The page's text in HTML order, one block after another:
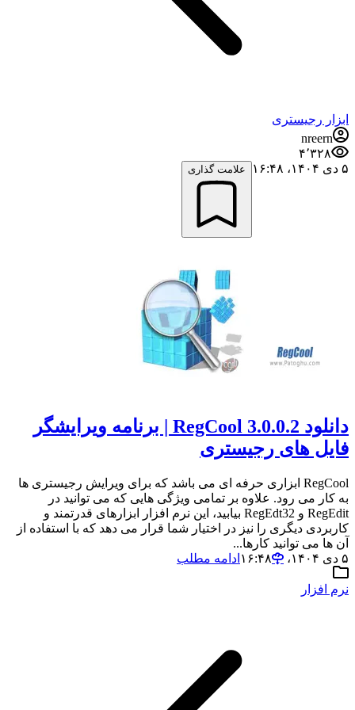
ابزار رجیستری
nreern
۴٬۳۲۸
۵ دی ۱۴۰۴،‏ ۱۶:۴۸
علامت گذاری
دانلود RegCool 3.0.0.2 | برنامه ویرایشگر
فایل های رجیستری
RegCool ابزاری حرفه ای می باشد که برای ویرایش رجیستری ها
به کار می رود. علاوه بر تمامی ویژگی هایی که می توانید در
RegEdit و RegEdt32 بیابید، این نرم افزار ابزارهای قدرتمند و
کاربردی دیگری را نیز در اختیار شما قرار می دهد که با استفاده از
آن ها می توانید کارها...
۵ دی ۱۴۰۴،‏ ۱۶:۴۸
ادامه مطلب
نرم افزار